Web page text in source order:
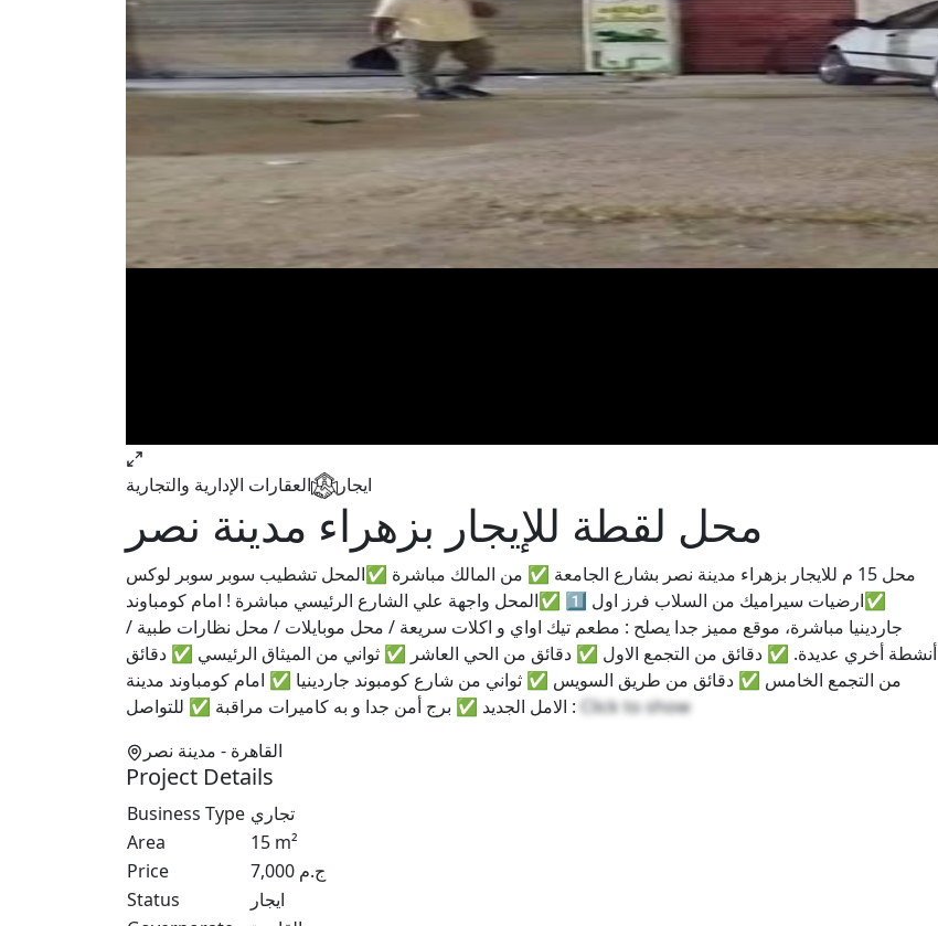
ايجار العقارات الإدارية والتجارية
محل لقطة للإيجار بزهراء مدينة نصر
محل 15 م للايجار بزهراء مدينة نصر بشارع الجامعة ✅ من المالك مباشرة ✅المحل تشطيب سوبر سوبر لوكس
✅ارضيات سيراميك من السلاب فرز اول 1️⃣ ✅المحل واجهة علي الشارع الرئيسي مباشرة ! امام كومباوند
جاردينيا مباشرة، موقع مميز جدا يصلح : مطعم تيك اواي و اكلات سريعة / محل موبايلات / محل نظارات طبية /
أنشطة أخري عديدة. ✅ دقائق من التجمع الاول ✅ دقائق من الحي العاشر ✅ ثواني من الميثاق الرئيسي ✅ دقائق
من التجمع الخامس ✅ دقائق من طريق السويس ✅ ثواني من شارع كومبوند جاردينيا ✅ امام كومباوند مدينة
الامل الجديد ✅ برج أمن جدا و به كاميرات مراقبة ✅ للتواصل : Click to show
القاهرة - مدينة نصر
Project Details
Business Type تجاري
Area
15 m²
Price
7,000 ج.م
Status
ايجار